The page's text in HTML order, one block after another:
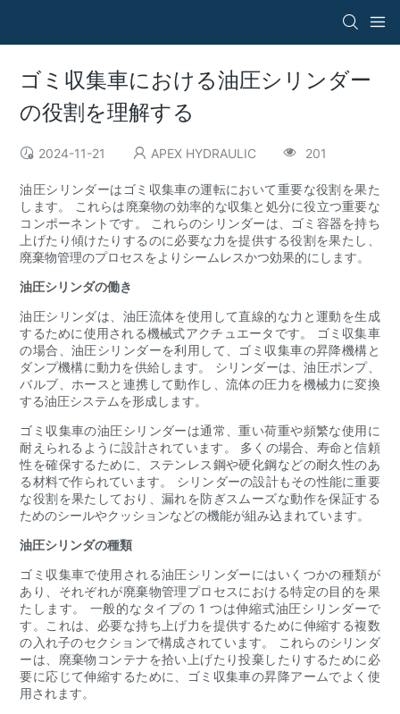
ゴミ収集車における油圧シリンダー
の役割を理解する
2024-11-21 APEX HYDRAULIC 201
油圧シリンダーはゴミ収集車の運転において重要な役割を果た
します。 これらは廃棄物の効率的な収集と処分に役立つ重要な
コンポーネントです。 これらのシリンダーは、ゴミ容器を持ち
上げたり傾けたりするのに必要な力を提供する役割を果たし、
廃棄物管理のプロセスをよりシームレスかつ効果的にします。
油圧シリンダの働き
油圧シリンダは、油圧流体を使用して直線的な力と運動を生成
するために使用される機械式アクチュエータです。 ゴミ収集車
の場合、油圧シリンダーを利用して、ゴミ収集車の昇降機構と
ダンプ機構に動力を供給します。 シリンダーは、油圧ポンプ、
バルブ、ホースと連携して動作し、流体の圧力を機械力に変換
する油圧システムを形成します。
ゴミ収集車の油圧シリンダーは通常、重い荷重や頻繁な使用に
耐えられるように設計されています。 多くの場合、寿命と信頼
性を確保するために、ステンレス鋼や硬化鋼などの耐久性のあ
る材料で作られています。 シリンダーの設計もその性能に重要
な役割を果たしており、漏れを防ぎスムーズな動作を保証する
ためのシールやクッションなどの機能が組み込まれています。
油圧シリンダの種類
ゴミ収集車で使用される油圧シリンダーにはいくつかの種類が
あり、それぞれが廃棄物管理プロセスにおける特定の目的を果
たします。 一般的なタイプの 1 つは伸縮式油圧シリンダーで
す。これは、必要な持ち上げ力を提供するために伸縮する複数
の入れ子のセクションで構成されています。 これらのシリンダ
ーは、廃棄物コンテナを拾い上げたり投棄したりするために必
要に応じて伸縮するために、ゴミ収集車の昇降アームでよく使
用されます。